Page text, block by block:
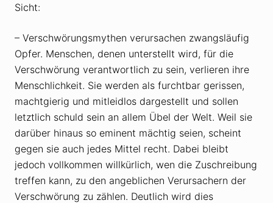
Sicht:
– Verschwörungsmythen verursachen zwangsläufig
Opfer. Menschen, denen unterstellt wird, für die
Verschwörung verantwortlich zu sein, verlieren ihre
Menschlichkeit. Sie werden als furchtbar gerissen,
machtgierig und mitleidlos dargestellt und sollen
letztlich schuld sein an allem Übel der Welt. Weil sie
darüber hinaus so eminent mächtig seien, scheint
gegen sie auch jedes Mittel recht. Dabei bleibt
jedoch vollkommen willkürlich, wen die Zuschreibung
treffen kann, zu den angeblichen Verursachern der
Verschwörung zu zählen. Deutlich wird dies